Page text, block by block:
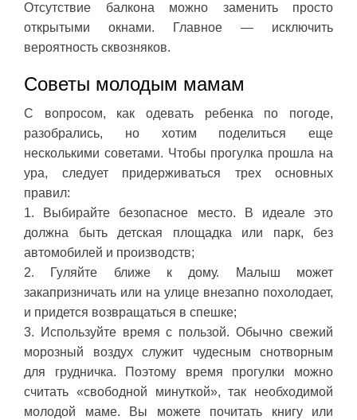
Отсутствие балкона можно заменить просто
открытыми окнами. Главное — исключить
вероятность сквозняков.
Советы молодым мамам
С вопросом, как одевать ребенка по погоде,
разобрались, но хотим поделиться еще
несколькими советами. Чтобы прогулка прошла на
ура, следует придерживаться трех основных
правил:
1. Выбирайте безопасное место. В идеале это
должна быть детская площадка или парк, без
автомобилей и производств;
2. Гуляйте ближе к дому. Малыш может
закапризничать или на улице внезапно похолодает,
и придется возвращаться в спешке;
3. Используйте время с пользой. Обычно свежий
морозный воздух служит чудесным снотворным
для грудничка. Поэтому время прогулки можно
считать «свободной минуткой», так необходимой
молодой маме. Вы можете почитать книгу или